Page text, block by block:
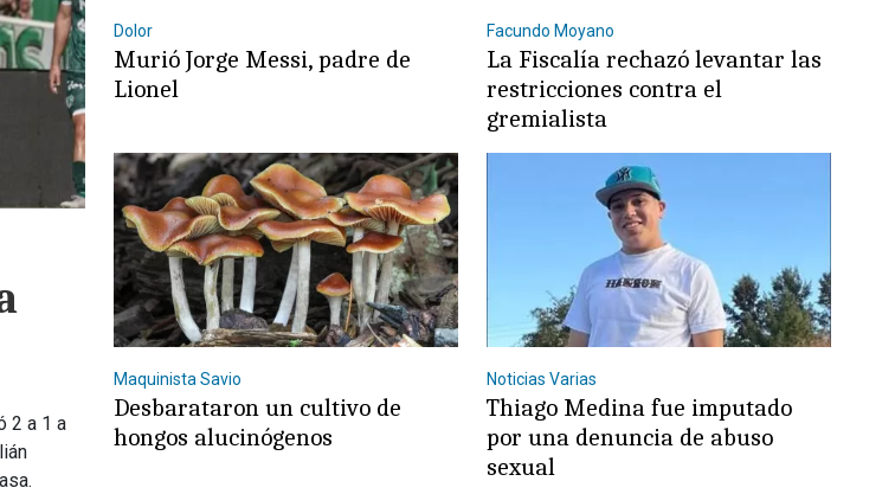
2 a 1 a
Dolor
Murió Jorge Messi, padre de
Lionel
Facundo Moyano
La Fiscalía rechazó levantar las
restricciones contra el
gremialista
Maquinista Savio
Desbarataron un cultivo de
hongos alucinógenos
Noticias Varias
Thiago Medina fue imputado
por una denuncia de abuso
sexual